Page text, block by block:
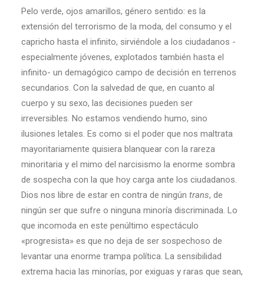
Pelo verde, ojos amarillos, género sentido: es la
extensión del terrorismo de la moda, del consumo y el
capricho hasta el infinito, sirviéndole a los ciudadanos -
especialmente jóvenes, explotados también hasta el
infinito- un demagógico campo de decisión en terrenos
secundarios. Con la salvedad de que, en cuanto al
cuerpo y su sexo, las decisiones pueden ser
irreversibles. No estamos vendiendo humo, sino
ilusiones letales. Es como si el poder que nos maltrata
mayoritariamente quisiera blanquear con la rareza
minoritaria y el mimo del narcisismo la enorme sombra
de sospecha con la que hoy carga ante los ciudadanos.
Dios nos libre de estar en contra de ningún trans, de
ningún ser que sufre o ninguna minoría discriminada. Lo
que incomoda en este penúltimo espectáculo
«progresista» es que no deja de ser sospechoso de
levantar una enorme trampa política. La sensibilidad
extrema hacia las minorías, por exiguas y raras que sean,